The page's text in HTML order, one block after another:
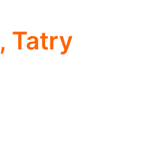
Tatry